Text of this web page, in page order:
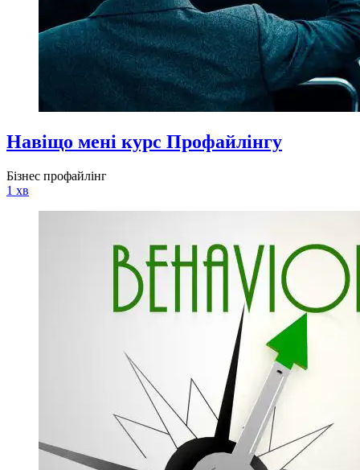
Навіщо мені курс Профайлінгу
Бізнес профайлінг
1 хв